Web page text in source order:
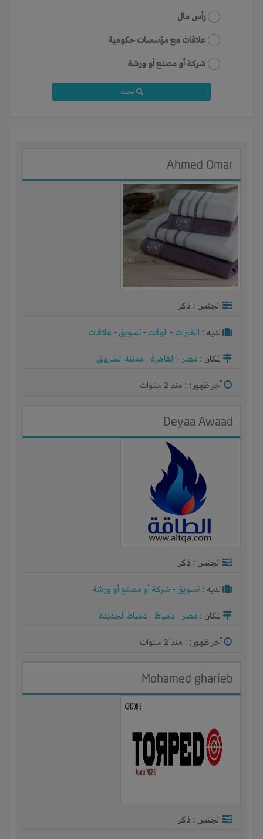
رأس مال
علاقات مع مؤسسات حكومية
شركة أو مصنع أو ورشة
Ahmed Omar
الجنس : ذكر
لديـه : الخبرات - الوقت - تسويق - علاقات
المكان : مصر- القاهرة - مدينة الشروق
آخر ظهور: : منذ 2 سنوات
Deyaa Awaad
الجنس : ذكر
لديـه : تسويق - شركة أو مصنع أو ورشة
المكان : مصر- دمياط- دمياط الجديدة
آخر ظهور: : منذ 2 سنوات
Mohamed gharieb
الجنس : ذكر